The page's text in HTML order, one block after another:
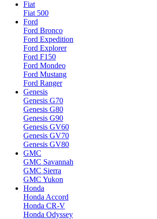
Fiat
Fiat 500
Ford
Ford Bronco
Ford Expedition
Ford Explorer
Ford F150
Ford Mondeo
Ford Mustang
Ford Ranger
Genesis
Genesis G70
Genesis G80
Genesis G90
Genesis GV60
Genesis GV70
Genesis GV80
GMC
GMC Savannah
GMC Sierra
GMC Yukon
Honda
Honda Accord
Honda CR-V
Honda Odyssey